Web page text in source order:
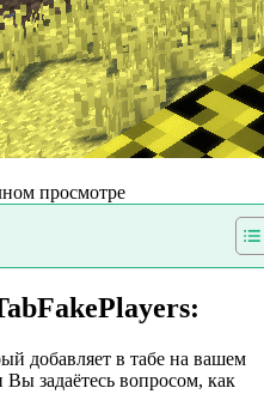
просмотре
добавляет в табе на вашем
задаётесь вопросом, как